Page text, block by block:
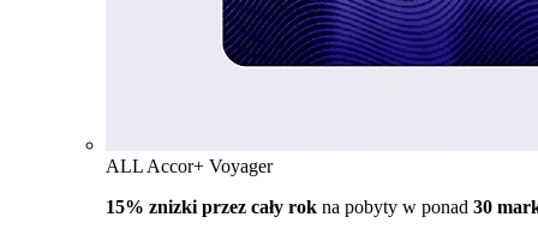
ALL Accor+ Voyager
15% znizki przez cały rok na pobyty w ponad 30